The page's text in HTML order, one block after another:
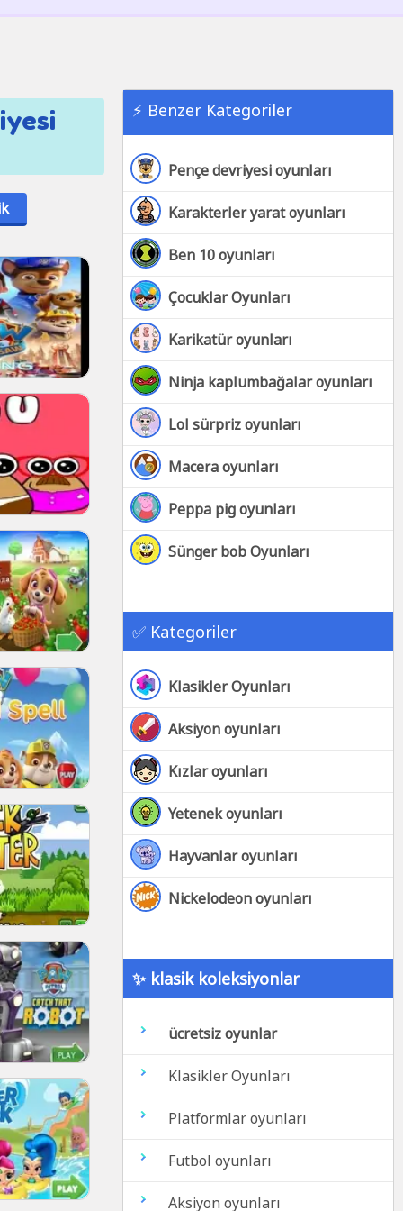
⚡ Benzer Kategoriler
Pençe devriyesi oyunları
Karakterler yarat oyunları
Ben 10 oyunları
Çocuklar Oyunları
Karikatür oyunları
Ninja kaplumbağalar oyunları
Lol sürpriz oyunları
Macera oyunları
Peppa pig oyunları
Sünger bob Oyunları
✅ Kategoriler
Klasikler Oyunları
Aksiyon oyunları
Kızlar oyunları
Yetenek oyunları
Hayvanlar oyunları
Nickelodeon oyunları
✨ klasik koleksiyonlar
ücretsiz oyunlar
Klasikler Oyunları
Platformlar oyunları
Futbol oyunları
Aksiyon oyunları